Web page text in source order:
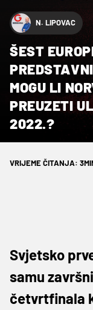
N. LIPOVAC
ŠEST
MOGU LI
PREUZETI
2022.?
VRIJEME ČITANJA:
Svjetsko
samu
četvrtfinala